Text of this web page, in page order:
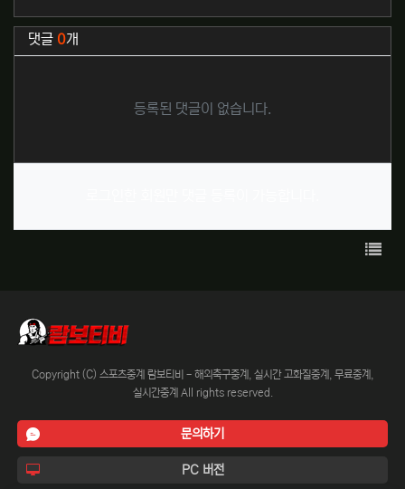
관련자료
댓글 0개
등록된 댓글이 없습니다.
목록
Copyright (C) 스포츠중계 람보티비 - 해외축구중계, 실시간 고화질중계, 무료중계,
실시간중계 All rights reserved.
문의하기
PC 버전